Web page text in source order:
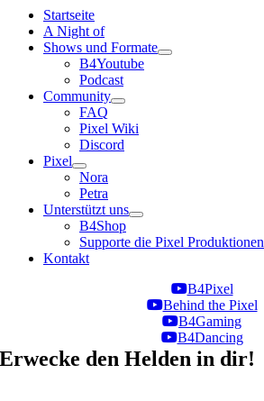
Startseite
A Night of
Shows und Formate
B4Youtube
Podcast
Community
FAQ
Pixel Wiki
Discord
Pixel
Nora
Petra
Unterstützt uns
B4Shop
Supporte die Pixel Produktionen
Kontakt
B4Pixel
Behind the Pixel
B4Gaming
B4Dancing
Erwecke den Helden in dir!